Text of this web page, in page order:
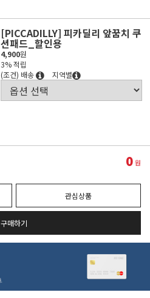
[PICCADILLY] 피카딜리 앞꿈치 쿠
션패드_할인용
4,900원
3% 적립
(조건) 배송
지역별
0원
관심상품
구매하기